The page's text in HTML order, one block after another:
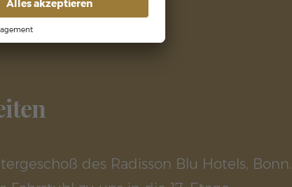
des Radisson Blu Hotels, Bonn.